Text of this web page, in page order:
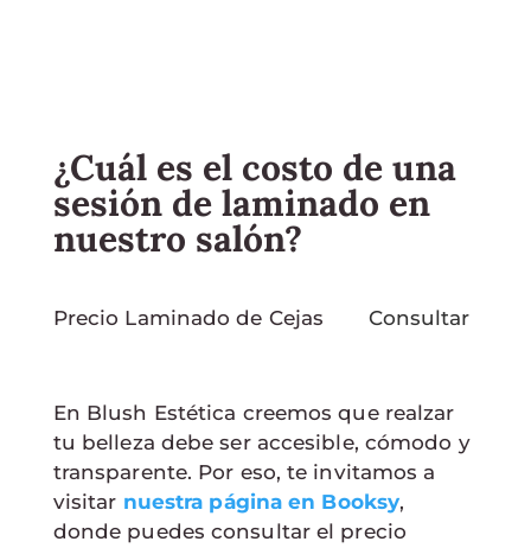
¿Cuál es el costo de una
sesión de laminado en
nuestro salón?
Precio Laminado de Cejas Consultar
En Blush Estética creemos que realzar
tu belleza debe ser accesible, cómodo y
transparente. Por eso, te invitamos a
visitar nuestra página en Booksy,
donde puedes consultar el precio